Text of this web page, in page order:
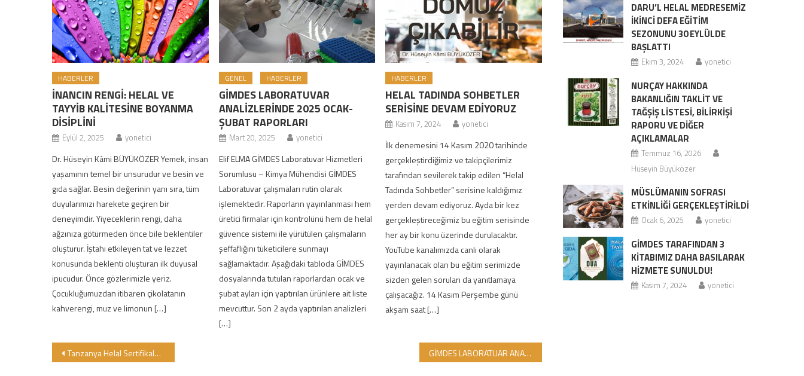
HABERLER
İNANCIN RENGİ: HELAL VE
TAYYİB KALİTESİNE BOYANMA
DİSİPLİNİ
Eylül 2, 2025 yonetici
Dr. Hüseyin Kâmi BÜYÜKÖZER Yemek, insan
yaşamının temel bir unsurudur ve besin ve
gıda sağlar. Besin değerinin yanı sıra, tüm
duyularımızı harekete geçiren bir
deneyimdir. Yiyeceklerin rengi, daha
ağzınıza götürmeden önce bile beklentiler
oluşturur. İştahı etkileyen tat ve lezzet
konusunda beklenti oluşturan ilk duyusal
ipucudur. Önce gözlerimizle yeriz.
Çocukluğumuzdan itibaren çikolatanın
kahverengi, muz ve limonun […]
GENEL HABERLER
GİMDES LABORATUVAR
ANALİZLERİNDE 2025 OCAK-
ŞUBAT RAPORLARI
Mart 20, 2025 yonetici
Elif ELMA GİMDES Laboratuvar Hizmetleri
Sorumlusu – Kimya Mühendisi GİMDES
Laboratuvar çalışmaları rutin olarak
işlemektedir. Raporların yayınlanması hem
üretici firmalar için kontrolünü hem de helal
güvence sistemi ile yürütülen çalışmaların
şeffaflığını tüketicilere sunmayı
sağlamaktadır. Aşağıdaki tabloda GİMDES
dosyalarında tutulan raporlardan ocak ve
şubat ayları için yaptırılan ürünlere ait liste
mevcuttur. Son 2 ayda yaptırılan analizleri
[…]
HABERLER
HELAL TADINDA SOHBETLER
SERİSİNE DEVAM EDİYORUZ
Kasım 7, 2024 yonetici
İlk denemesini 14 Kasım 2020 tarihinde
gerçekleştirdiğimiz ve takipçilerimiz
tarafından sevilerek takip edilen “Helal
Tadında Sohbetler” serisine kaldığımız
yerden devam ediyoruz. Ayda bir kez
gerçekleştireceğimiz bu eğitim serisinde
her ay bir konu üzerinde durulacaktır.
YouTube kanalımızda canlı olarak
yayınlanacak olan bu eğitim serimizde
sizden gelen soruları da yanıtlamaya
çalışacağız. 14 Kasım Perşembe günü
akşam saat […]
Yazı gezinmesi
Tanzanya Helal Sertifikalama Kurumunun Başkanı GİMDES’i ziyaret etti. GİMDES LABORATUAR ANALİZ ÇALIŞMALARI DEVAM EDİYOR…
DARU’L HELAL MEDRESEMİZ
İKİNCİ DEFA EĞİTİM
SEZONUNU 30 EYLÜLDE
BAŞLATTI
Ekim 3, 2024 yonetici
NURÇAY HAKKINDA
BAKANLIĞIN TAKLIT VE
TAĞŞIŞ LISTESI, BILIRKIŞI
RAPORU VE DIĞER
AÇIKLAMALAR
Temmuz 16, 2026
Hüseyin Büyüközer
MÜSLÜMANIN SOFRASI
ETKİNLİĞİ GERÇEKLEŞTİRİLDİ
Ocak 6, 2025 yonetici
GİMDES TARAFINDAN 3
KİTABIMIZ DAHA BASILARAK
HİZMETE SUNULDU!
Kasım 7, 2024 yonetici